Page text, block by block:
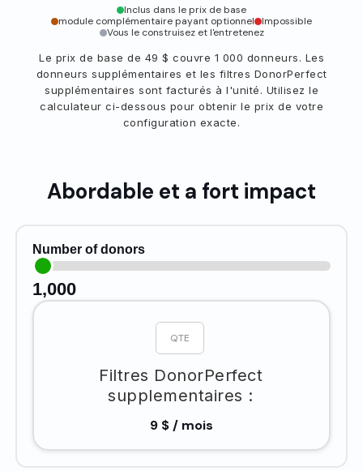
Inclus dans le prix de base
module complémentaire payant optionnel
Impossible
Vous le construisez et l'entretenez
Le prix de base de 49 $ couvre 1 000 donneurs. Les
donneurs supplémentaires et les filtres DonorPerfect
supplémentaires sont facturés à l'unité. Utilisez le
calculateur ci-dessous pour obtenir le prix de votre
configuration exacte.
Abordable et a fort impact
Number of donors
1,000
Filtres DonorPerfect
supplementaires :
9 $ / mois